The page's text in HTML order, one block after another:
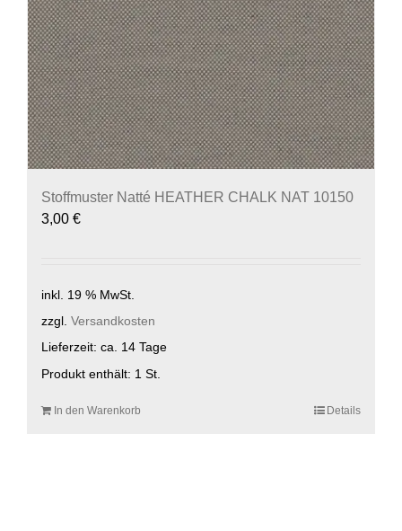
Stoffmuster Natté HEATHER CHALK NAT 10150
3,00 €
inkl. 19 % MwSt.
zzgl. Versandkosten
Lieferzeit: ca. 14 Tage
Produkt enthält: 1 St.
In den Warenkorb Details